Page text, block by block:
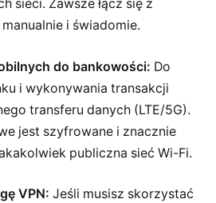
sieci. Zawsze łącz się z
i świadomie.
do bankowości: Do
i wykonywania transakcji
transferu danych (LTE/5G).
jest szyfrowane i znacznie
publiczna sieć Wi-Fi.
VPN: Jeśli musisz skorzystać